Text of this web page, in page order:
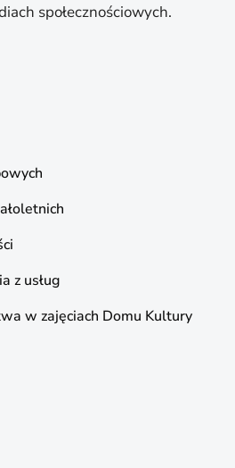
społecznościowych.
z usług
w zajęciach Domu Kultury